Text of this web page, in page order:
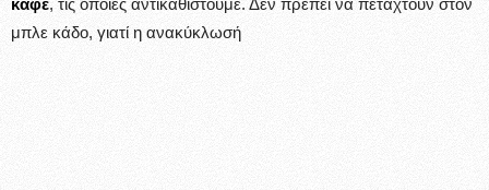
καφέ, τις οποίες αντικαθιστούμε. Δεν πρέπει να πεταχτούν στον
μπλε κάδο, γιατί η ανακύκλωσή